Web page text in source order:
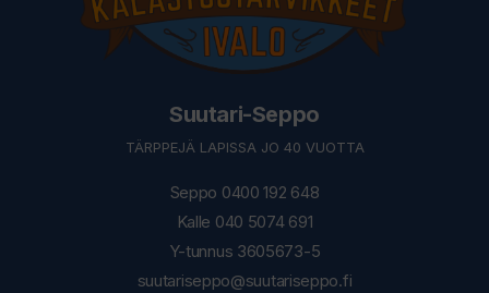
Suutari-Seppo
TÄRPPEJÄ LAPISSA JO 40 VUOTTA
Seppo 0400 192 648
Kalle 040 5074 691
Y-tunnus 3605673-5
suutariseppo@suutariseppo.fi